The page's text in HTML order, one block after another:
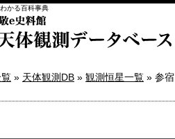
かる百科事典
» 天体観測DB » 観測恒星一覧 » 参宿